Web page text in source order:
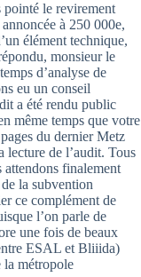
pointé le revirement
à 250 000e,
élément technique,
monsieur le
d’analyse de
eu un conseil
a été rendu public
même temps que votre
du dernier Metz
lecture de l’audit. Tous
attendons finalement
la subvention
ce complément de
l’on parle de
une fois de beaux
ESAL et Bliiida)
la métropole